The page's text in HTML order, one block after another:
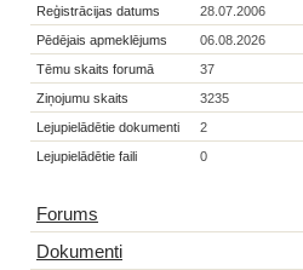
Reģistrācijas datums
28.07.2006
Pēdējais apmeklējums
06.08.2026
Tēmu skaits forumā
37
Ziņojumu skaits
3235
Lejupielādētie dokumenti
2
Lejupielādētie faili
0
Forums
Dokumenti